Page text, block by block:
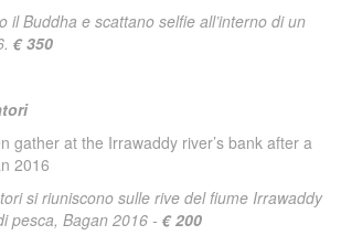
il Buddha e scattano selfie all’interno di un
€ 350
gather at the Irrawaddy river’s bank after a
2016
si riuniscono sulle rive del fiume Irrawaddy
pesca, Bagan 2016 - € 200